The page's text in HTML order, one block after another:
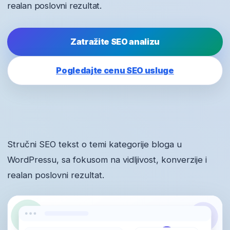
realan poslovni rezultat.
Zatražite SEO analizu
Pogledajte cenu SEO usluge
Stručni SEO tekst o temi kategorije bloga u
WordPressu, sa fokusom na vidljivost, konverzije i
realan poslovni rezultat.